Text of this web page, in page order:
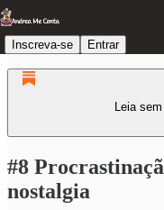
Inscreva-se Entrar
Leia
#8
nostalgia